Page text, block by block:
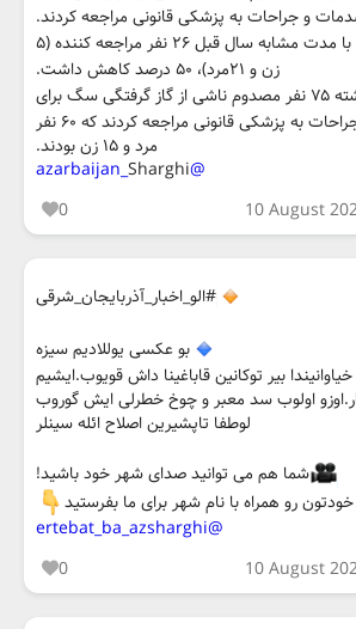
و جراحات به پزشکی قانونی مراجعه کردند.
آمار مقایسه‌ای با مدت مشابه سال قبل ۲۶ نفر مراجعه کننده (۵
زن و ۲۱مرد)، ۵۰ درصد کاهش داشت.
در سال گذشته ۷۵ نفر مصدوم ناشی از گاز گرفتگی سگ برای
بررسی صدمات و جراحات به پزشکی قانونی مراجعه کردند که ۶۰ نفر
مرد و ۱۵ زن بودند.
@azarbaijan_
Sharghi
0
10 August
#الو_اخبار_آذربایجان_شرقی
بو عکسی یوللادیم سیزه
بیر توکانین قاباغینا داش قویوب.ایشیم
اولوب سد معبر و چوخ خطرلی ایش گوروب
لوطفا تاپشیرین اصلاح ائله سینلر
شما هم می توانید صدای شهر خود باشید!
رو همراه با نام شهر برای ما بفرستید
@ertebat_ba_azsharghi
0
10 August